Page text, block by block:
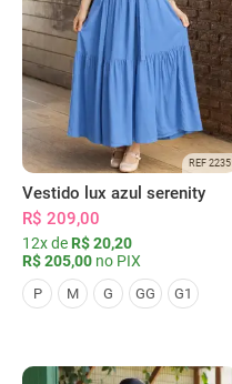
REF 2235
Vestido lux azul serenity
R$ 209,00
12x de R$ 20,20
R$ 205,00 no PIX
P M G GG G1